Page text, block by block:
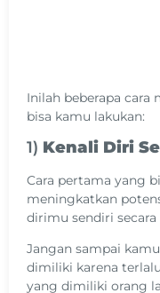
Inilah beberapa
bisa kamu lakukan:
1) Kenali Diri
Cara pertama yang
meningkatkan
dirimu sendiri
Jangan sampai
dimiliki karena
yang dimiliki orang